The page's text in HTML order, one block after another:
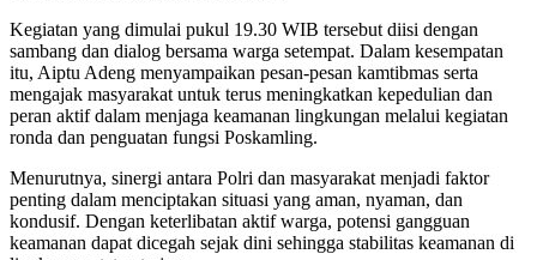
Kegiatan yang dimulai pukul 19.30 WIB tersebut diisi dengan
sambang dan dialog bersama warga setempat. Dalam kesempatan
itu, Aiptu Adeng menyampaikan pesan-pesan kamtibmas serta
mengajak masyarakat untuk terus meningkatkan kepedulian dan
peran aktif dalam menjaga keamanan lingkungan melalui kegiatan
ronda dan penguatan fungsi Poskamling.
Menurutnya, sinergi antara Polri dan masyarakat menjadi faktor
penting dalam menciptakan situasi yang aman, nyaman, dan
kondusif. Dengan keterlibatan aktif warga, potensi gangguan
keamanan dapat dicegah sejak dini sehingga stabilitas keamanan di